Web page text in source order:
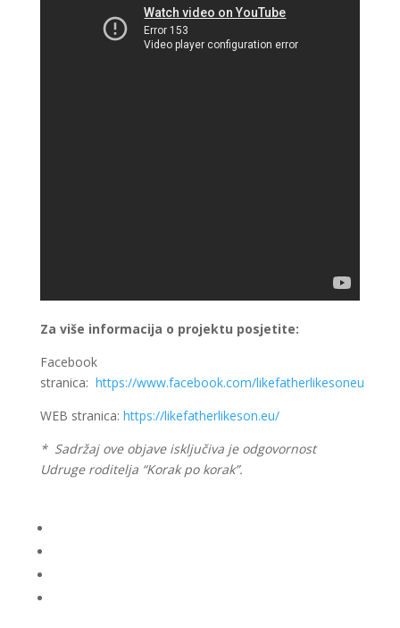
Za više informacija o projektu posjetite:
Facebook
stranica: https://www.facebook.com/likefatherlikesoneu
WEB stranica: https://likefatherlikeson.eu/
* Sadržaj ove objave isključiva je odgovornost
Udruge roditelja “Korak po korak”.